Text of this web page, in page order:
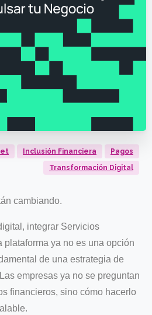
Inclusión Financiera
Pagos
Transformación Digital
cambiando.
integrar Servicios
plataforma ya no es una opción
de una estrategia de
empresas ya no se preguntan
financieros, sino cómo hacerlo